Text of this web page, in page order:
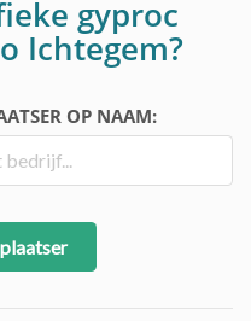
gyproc
Ichtegem?
OP NAAM: